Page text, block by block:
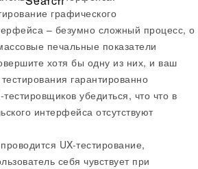
графического
– безумно сложный процесс, о
печальные показатели
хотя бы одну из них, и ваш
гарантированно
убедиться, что что в
интерфейса отсутствуют
UX-тестирование,
себя чувствует при